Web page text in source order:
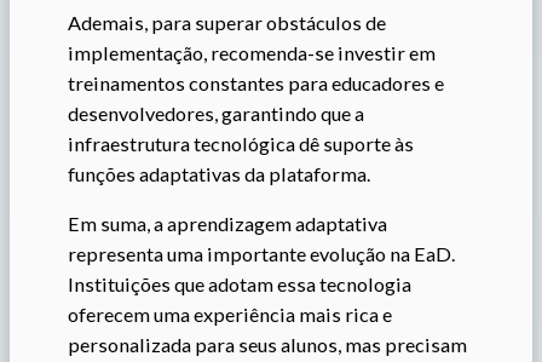
Ademais, para superar obstáculos de
implementação, recomenda-se investir em
treinamentos constantes para educadores e
desenvolvedores, garantindo que a
infraestrutura tecnológica dê suporte às
funções adaptativas da plataforma.
Em suma, a aprendizagem adaptativa
representa uma importante evolução na EaD.
Instituições que adotam essa tecnologia
oferecem uma experiência mais rica e
personalizada para seus alunos, mas precisam